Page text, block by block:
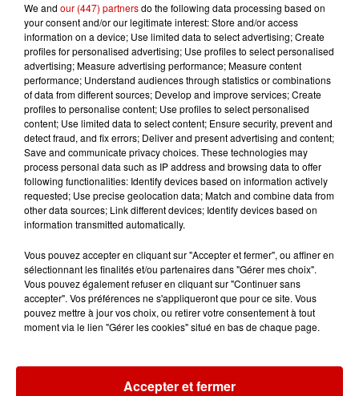
quelqu’un que j’écoute depuis le lycée, puisque c’est
quelqu’un qui fait également de la musique sous le
nom de Mr. Oizo. Donc, j’écoutais sa musique, ensuite
j’ai regardé tous ses films,j’adore ce qu’il fait.
coup, quand il m’a proposé ce rôle, j’étais vraiment
aux anges.Pour moi, c’était vraiment un check-
point dans ma check-list. Donc, de travailler avec
lui, c’était incroyable et les acteurs, bien sûr, supers.
Quentin tourne tout autant avec des acteurs
confirmés qu’avec des acteurs "débutants" ou des
gars du net. Il n’a pas de frontières, il n’a pas de
barrières et, ça, c’est très bien.
Interview retranscrite par Mikaël Le Gac
Infos Voir plus
Pape Léon XIV en France : quel
est son programme ?
We and our (447) partnersdo the following data processing based on
your consent and/or our legitimate interest: Store and/or access
information on a device; Use limited data to select advertising; Create
profiles for personalised advertising; Use profiles to select personalised
advertising; Measure advertising performance; Measure content
performance; Understand audiences through statistics or combinations
of data from different sources; Develop and improve services; Create
profiles to personalise content; Use profiles to select personalised
content; Use limited data to select content; Ensure security, prevent and
detect fraud, and fix errors; Deliver and present advertising and content;
Save and communicate privacy choices. These technologies may
process personal data such as IP address and browsing data to offer
following functionalities: Identify devices based on information actively
requested; Use precise geolocation data; Match and combine data from
other data sources; Link different devices; Identify devices based on
information transmitted automatically.
Vous pouvez accepter en cliquant sur "Accepter et fermer", ou affiner en
sélectionnant les finalités et/ou partenaires dans "Gérer mes choix".
Vous pouvez également refuser en cliquant sur "Continuer sans
accepter". Vos préférences ne s'appliqueront que pour ce site. Vous
pouvez mettre à jour vos choix, ou retirer votre consentement à tout
moment via le lien "Gérer les cookies" situé en bas de chaque page.
Accepter et fermer